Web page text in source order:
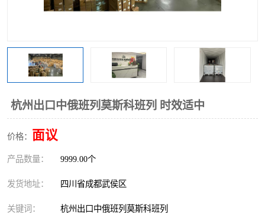
杭州出口中俄班列莫斯科班列 时效适中
价格： 面议
产品数量： 9999.00个
发货地址： 四川省成都武侯区
关键词： 杭州出口中俄班列莫斯科班列